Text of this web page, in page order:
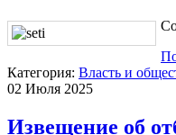
Категория: Власть и
02 Июля 2025
Извещение об